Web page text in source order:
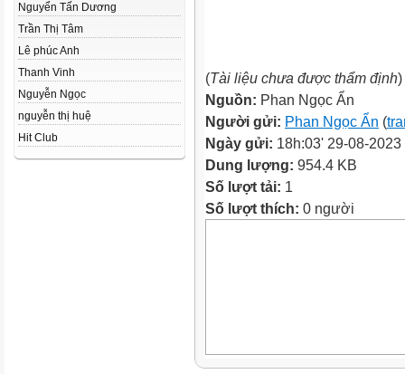
Nguyển Tấn Dương
Trần Thị Tâm
Lê phúc Anh
Thanh Vinh
Nguyễn Ngọc
nguyễn thị huệ
Hit Club
(Tài liệu chưa được thẩm định)
Nguồn: Phan Ngọc Ẩn
Người gửi: Phan Ngọc Ẩn (
Ngày gửi: 18h:03' 29-08-2023
Dung lượng: 954.4 KB
Số lượt tải: 1
Số lượt thích: 0 người